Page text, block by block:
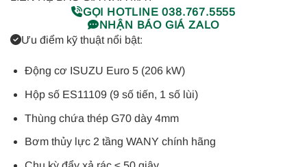
GỌI HOTLINE 038.767.5555
NHẬN BÁO GIÁ ZALO
Ưu điểm kỹ thuật nổi bật:
Động cơ ISUZU Euro 5 (206 kW)
Hộp số ES11109 (9 số tiến, 1 số lùi)
Thùng chứa thép G70 dày 4mm
Bơm thủy lực 2 tầng WANY chính hãng